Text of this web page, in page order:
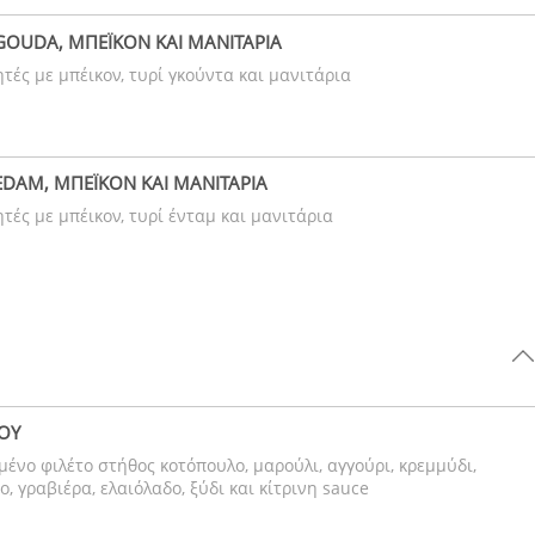
ΜΠΕΪΚΟΝ ΚΑΙ ΜΑΝΙΤΑΡΙΑ
με μπέικον, τυρί γκούντα και μανιτάρια
ΜΠΕΪΚΟΝ ΚΑΙ ΜΑΝΙΤΑΡΙΑ
με μπέικον, τυρί ένταμ και μανιτάρια
φιλέτο στήθος κοτόπουλο, μαρούλι, αγγούρι, κρεμμύδι,
γραβιέρα, ελαιόλαδο, ξύδι και κίτρινη sauce